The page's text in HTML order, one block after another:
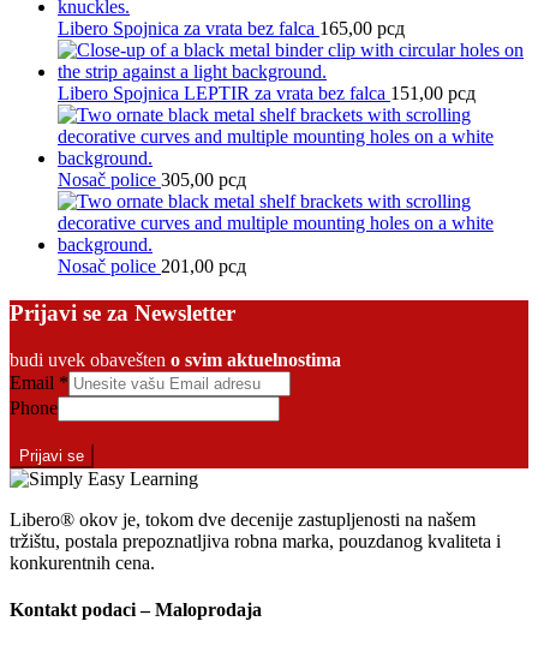
Libero Spojnica za vrata bez falca 165,00 рсд
Libero Spojnica LEPTIR za vrata bez falca 151,00 рсд
Nosač police 305,00 рсд
Nosač police 201,00 рсд
Prijavi se za Newsletter
budi uvek obavešten o svim aktuelnostima
Email *
Phone
Prijavi se
Libero® okov je, tokom dve decenije zastupljenosti na našem
tržištu, postala prepoznatljiva robna marka, pouzdanog kvaliteta i
konkurentnih cena.
Kontakt podaci – Maloprodaja